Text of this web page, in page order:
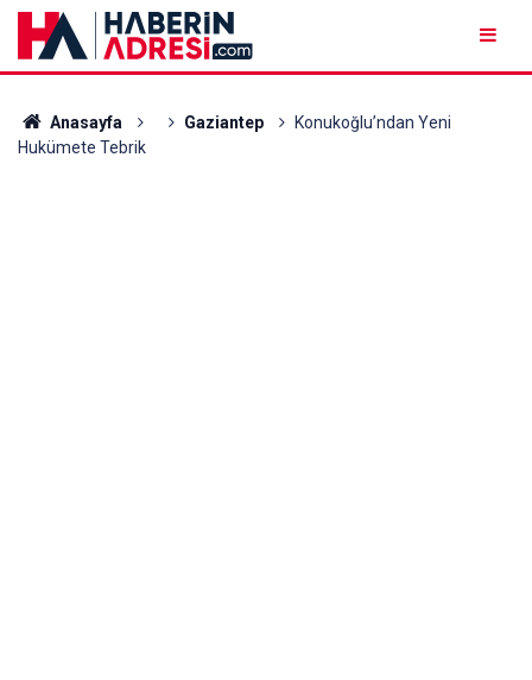
Anasayfa Gaziantep
Konukoğlu’ndan Yeni
Hukümete Tebrik